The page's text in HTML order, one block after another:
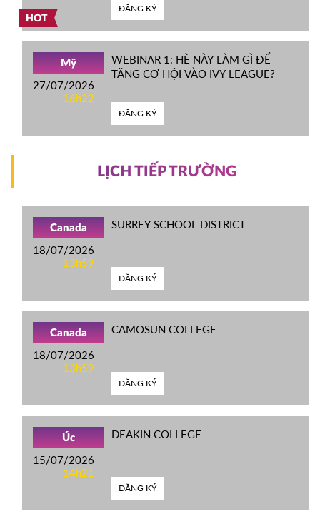
HOT
ĐĂNG KÝ
Mỹ
27/07/2026
16h22
WEBINAR 1: HÈ NÀY LÀM GÌ ĐỂ
TĂNG CƠ HỘI VÀO IVY LEAGUE?
ĐĂNG KÝ
LỊCH TIẾP TRƯỜNG
Canada
18/07/2026
13h59
SURREY SCHOOL DISTRICT
ĐĂNG KÝ
Canada
18/07/2026
13h59
CAMOSUN COLLEGE
ĐĂNG KÝ
Úc
15/07/2026
14h21
DEAKIN COLLEGE
ĐĂNG KÝ